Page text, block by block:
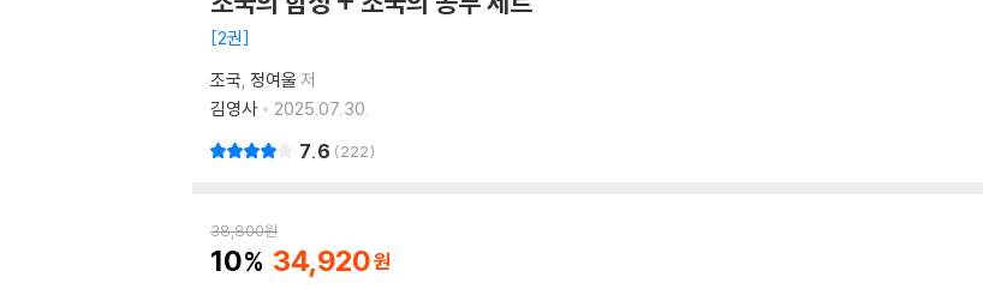
2권
조국 정여울 저
김영사
2025.07.30.
7.6 222
38,800원
10 34,920